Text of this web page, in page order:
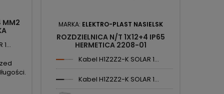
MM2
1...
MARKA: ELEKTRO-PLAST NASIELSK
ROZDZIELNICA N/T 1X12+4 IP65
HERMETICA 2208-01
NASIELSK
Kabel H1Z2Z2-K SOLAR 1...
Kabel H1Z2Z2-K SOLAR 1...